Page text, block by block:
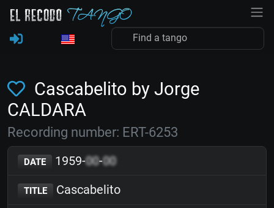
Cascabelito by Jorge
CALDARA
Recording number: ERT-6253
DATE 1959-00-00
TITLE Cascabelito